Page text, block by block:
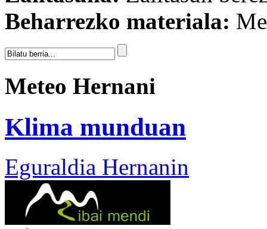
Beharrezko materiala:
Meteo Hernani
Klima munduan
Eguraldia Hernanin